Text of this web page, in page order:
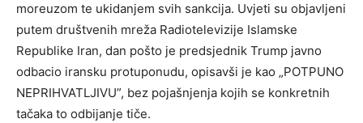
moreuzom te ukidanjem svih sankcija. Uvjeti su objavljeni
putem društvenih mreža Radiotelevizije Islamske
Republike Iran, dan pošto je predsjednik Trump javno
odbacio iransku protuponudu, opisavši je kao „POTPUNO
NEPRIHVATLJIVU”, bez pojašnjenja kojih se konkretnih
tačaka to odbijanje tiče.